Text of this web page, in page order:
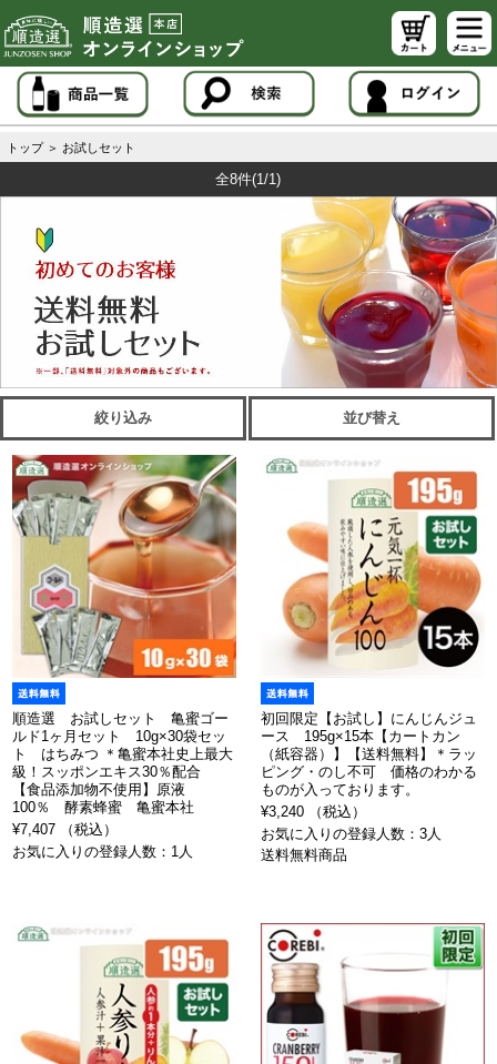
トップ ＞ お試しセット
全8件(1/1)
絞り込み 並び替え
順造選 お試しセット 亀蜜ゴー
ルド1ヶ月セット 10g×30袋セッ
ト はちみつ ＊亀蜜本社史上最大
級！スッポンエキス30％配合
【食品添加物不使用】原液
100％ 酵素蜂蜜 亀蜜本社
¥7,407 （税込）
お気に入りの登録人数：1人
初回限定【お試し】にんじんジュ
ース 195g×15本【カートカン
（紙容器）】【送料無料】＊ラッ
ピング・のし不可 価格のわかる
ものが入っております。
¥3,240 （税込）
お気に入りの登録人数：3人
送料無料商品